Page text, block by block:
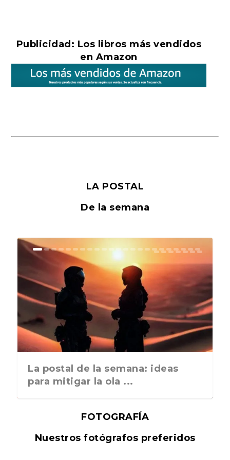
Publicidad: Los libros más vendidos
en Amazon
LA POSTAL
De la semana
La postal de la semana: ideas
para mitigar la ola ...
FOTOGRAFÍA
Nuestros fotógrafos preferidos